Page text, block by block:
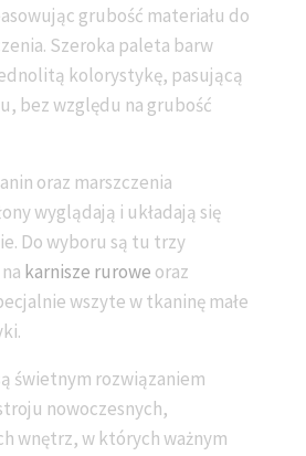
grubość materiału do
Szeroka paleta barw
kolorystykę, pasującą
bez względu na grubość
oraz marszczenia
wyglądają i układają się
Do wyboru są tu trzy
karnisze rurowe oraz
wszyte w tkaninę małe
świetnym rozwiązaniem
nowoczesnych,
wnętrz, w których ważnym